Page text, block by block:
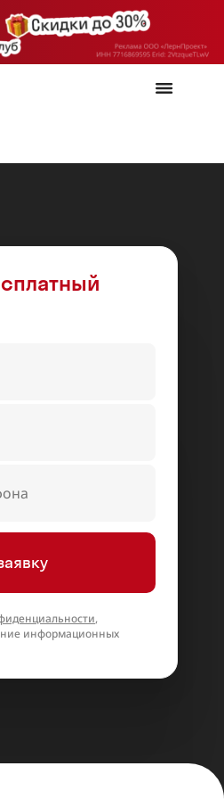
,
информационных